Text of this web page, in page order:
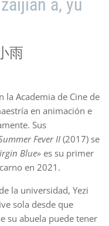
a, yú
雨
la Academia de Cine de
en animación e
Sus
Fever II(2017) se
Blue» es su primer
en 2021.
la universidad, Yezi
sola desde que
su abuela puede tener